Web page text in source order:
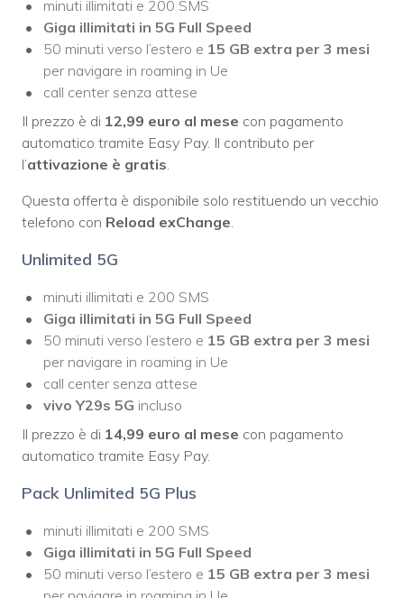
minuti illimitati e 200 SMS
Giga illimitati in 5G Full Speed
50 minuti verso l’estero e 15 GB extra per 3 mesi
per navigare in roaming in Ue
call center senza attese
Il prezzo è di 12,99 euro al mese con pagamento
automatico tramite Easy Pay. Il contributo per
l’attivazione è gratis.
Questa offerta è disponibile solo restituendo un vecchio
telefono con Reload exChange.
Unlimited 5G
minuti illimitati e 200 SMS
Giga illimitati in 5G Full Speed
50 minuti verso l’estero e 15 GB extra per 3 mesi
per navigare in roaming in Ue
call center senza attese
vivo Y29s 5G incluso
Il prezzo è di 14,99 euro al mese con pagamento
automatico tramite Easy Pay.
Pack Unlimited 5G Plus
minuti illimitati e 200 SMS
Giga illimitati in 5G Full Speed
50 minuti verso l’estero e 15 GB extra per 3 mesi